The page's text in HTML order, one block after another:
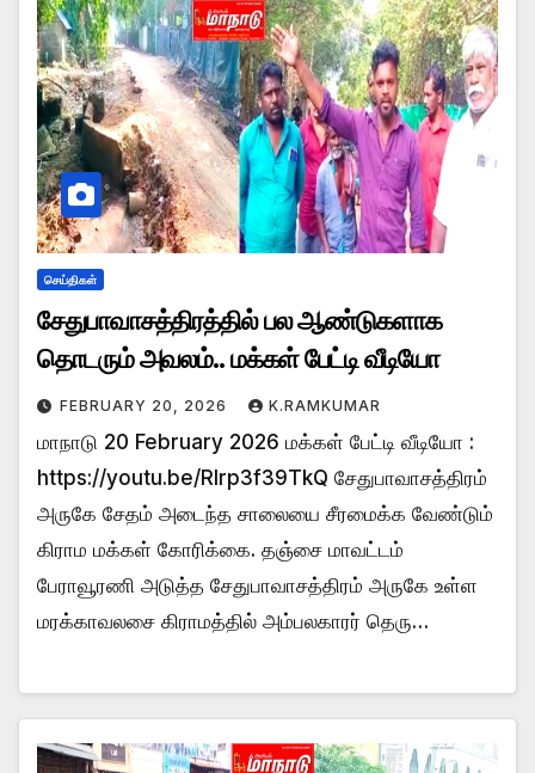
செய்திகள்
சேதுபாவாசத்திரத்தில் பல ஆண்டுகளாக
தொடரும் அவலம்.. மக்கள் பேட்டி வீடியோ
FEBRUARY 20, 2026 K.RAMKUMAR
மாநாடு 20 February 2026 மக்கள் பேட்டி வீடியோ :
https://youtu.be/Rlrp3f39TkQ சேதுபாவாசத்திரம்
அருகே சேதம் அடைந்த சாலையை சீரமைக்க வேண்டும்
கிராம மக்கள் கோரிக்கை. தஞ்சை மாவட்டம்
பேராவூரணி அடுத்த சேதுபாவாசத்திரம் அருகே உள்ள
மரக்காவலசை கிராமத்தில் அம்பலகாரர் தெரு…